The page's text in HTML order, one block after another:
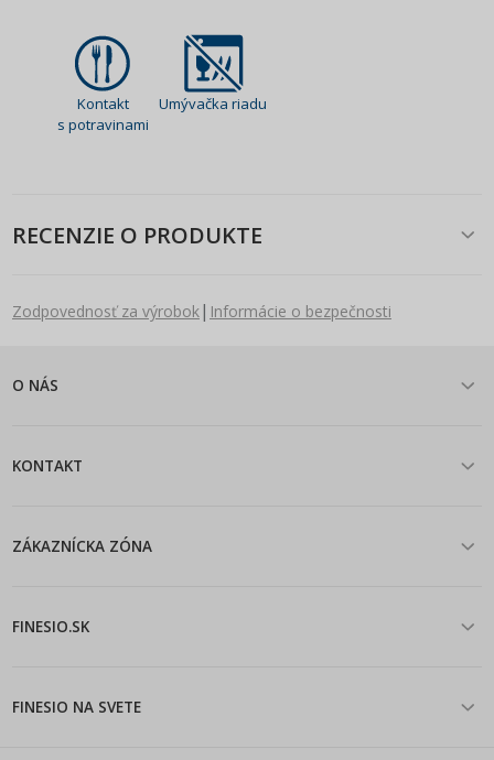
Kontakt
s potravinami
Umývačka riadu
RECENZIE O PRODUKTE
Zodpovednosť za výrobok| Informácie o bezpečnosti
O NÁS
KONTAKT
ZÁKAZNÍCKA ZÓNA
FINESIO.SK
FINESIO NA SVETE